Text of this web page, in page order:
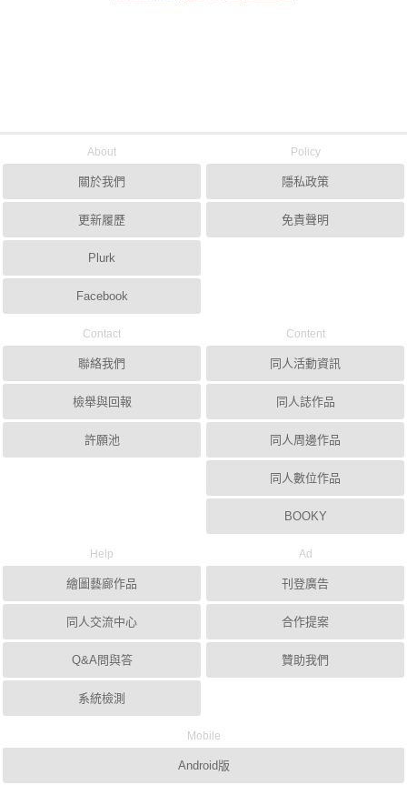
About
關於我們
更新履歷
Plurk
Facebook
Policy
隱私政策
免責聲明
Contact
聯絡我們
檢舉與回報
許願池
Content
同人活動資訊
同人誌作品
同人周邊作品
同人數位作品
BOOKY
Help
繪圖藝廊作品
同人交流中心
Q&A問與答
系統檢測
Ad
刊登廣告
合作提案
贊助我們
Mobile
Android版